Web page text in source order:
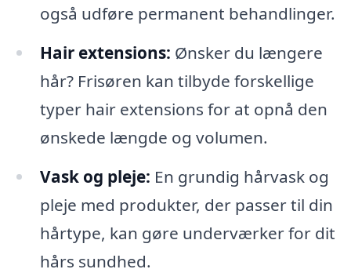
også udføre permanent behandlinger.
Hair extensions: Ønsker du længere
hår? Frisøren kan tilbyde forskellige
typer hair extensions for at opnå den
ønskede længde og volumen.
Vask og pleje: En grundig hårvask og
pleje med produkter, der passer til din
hårtype, kan gøre underværker for dit
hårs sundhed.